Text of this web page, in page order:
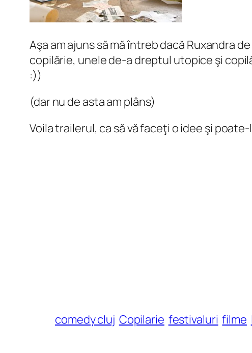
Aşa am ajuns să mă întreb dacă Ruxandra
copilărie, unele de-a dreptul utopice şi
:))
(dar nu de asta am plâns)
Voila trailerul, ca să vă faceţi o idee şi
comedy cluj Copilarie festivaluri filme